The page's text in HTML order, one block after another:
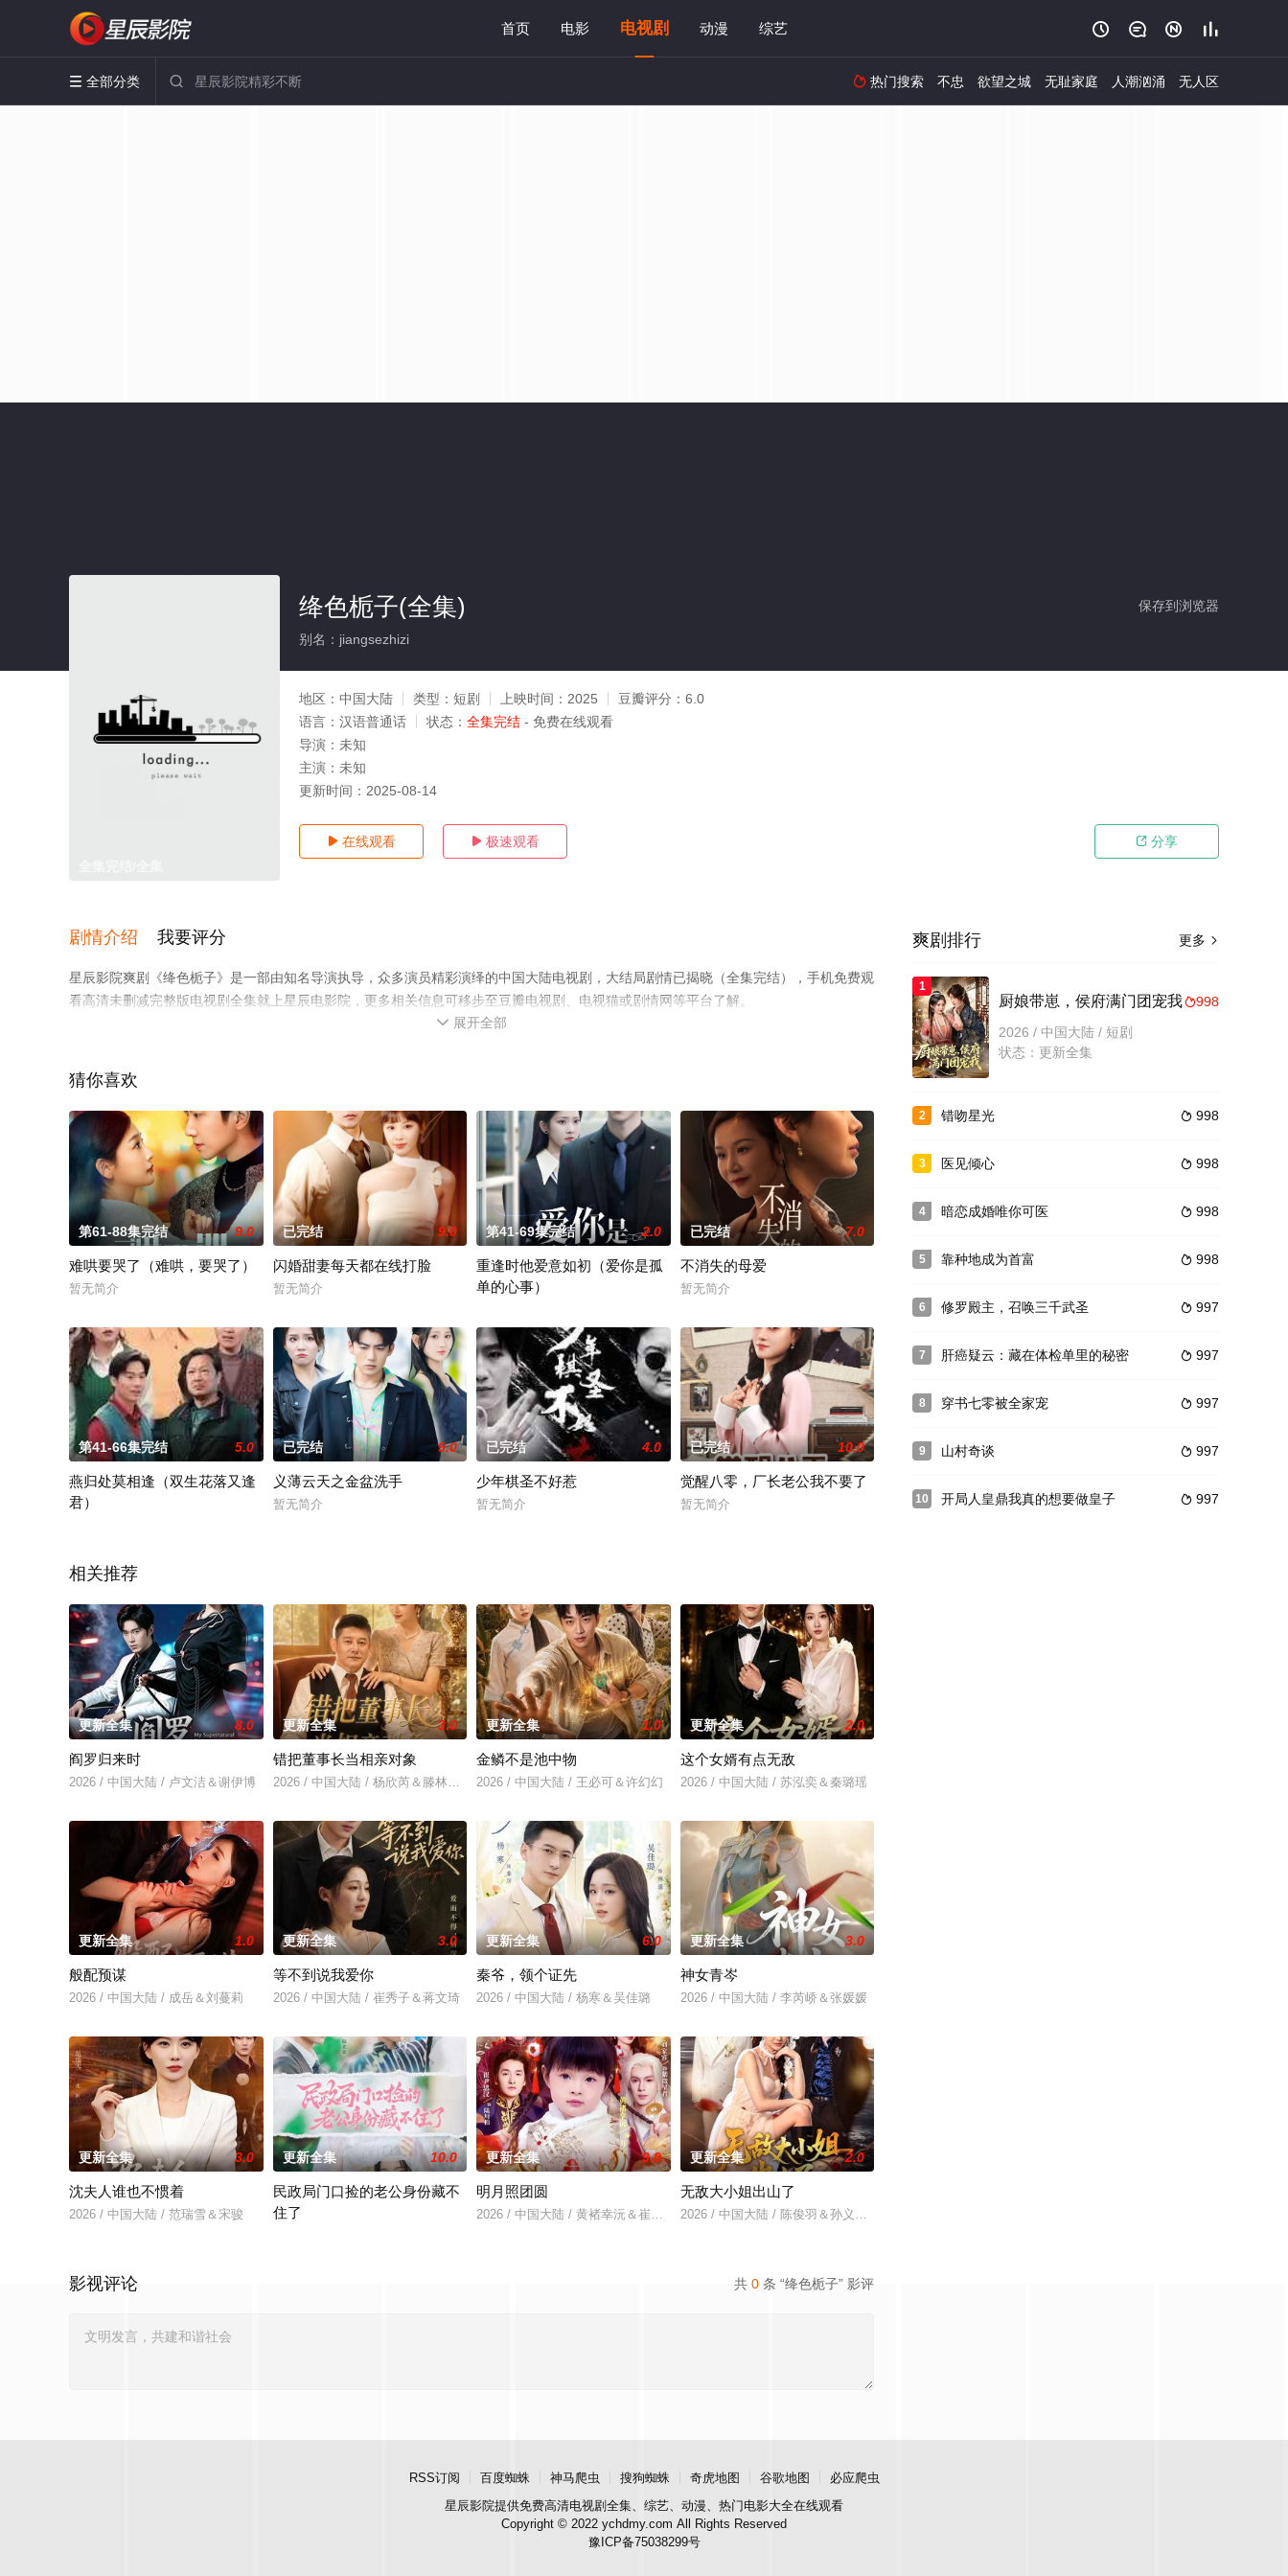
首页 电影 电视剧 动漫 综艺    
 全部分类   热门搜索 不忠 欲望之城 无耻家庭 人潮汹涌 无人区
保存到浏览器
绛色栀子(全集)
别名：jiangsezhizi
地区： 中国大陆 类型： 短剧 上映时间： 2025 豆瓣评分： 6.0
语言： 汉语普通话 状态： 全集完结 - 免费在线观看
导演： 未知
主演： 未知
更新时间： 2025-08-14
 在线观看  极速观看  分享
剧情介绍 我要评分
星辰影院爽剧《绛色栀子》是一部由知名导演执导，众多演员精彩演绎的中国大陆电视剧，大结局剧情已揭晓（全集完结），手机免费观
看高清未删减完整版电视剧全集就上星辰电影院，更多相关信息可移步至豆瓣电视剧、电视猫或剧情网等平台了解。
 展开全部
猜你喜欢
第61-88集完结 9.0
难哄要哭了（难哄，要哭了）
暂无简介
已完结 9.0
闪婚甜妻每天都在线打脸
暂无简介
第41-69集完结 2.0
重逢时他爱意如初（爱你是孤
单的心事）
已完结 7.0
不消失的母爱
暂无简介
第41-66集完结 5.0
燕归处莫相逢（双生花落又逢
君）
已完结 9.0
义薄云天之金盆洗手
暂无简介
已完结 4.0
少年棋圣不好惹
暂无简介
已完结 10.0
觉醒八零，厂长老公我不要了
暂无简介
相关推荐
更新全集 8.0
阎罗归来时
2026 / 中国大陆 / 卢文洁＆谢伊博
更新全集 3.0
错把董事长当相亲对象
2026 / 中国大陆 / 杨欣芮＆滕林＆马治邦
更新全集 1.0
金鳞不是池中物
2026 / 中国大陆 / 王必可＆许幻幻
更新全集 2.0
这个女婿有点无敌
2026 / 中国大陆 / 苏泓奕＆秦璐瑶
更新全集 1.0
般配预谋
2026 / 中国大陆 / 成岳＆刘蔓莉
更新全集 3.0
等不到说我爱你
2026 / 中国大陆 / 崔秀子＆蒋文琦
更新全集 6.0
秦爷，领个证先
2026 / 中国大陆 / 杨寒＆吴佳璐
更新全集 3.0
神女青岑
2026 / 中国大陆 / 李芮峤＆张媛媛
更新全集 3.0
沈夫人谁也不惯着
2026 / 中国大陆 / 范瑞雪＆宋骏
更新全集 10.0
民政局门口捡的老公身份藏不
住了
更新全集 9.0
明月照团圆
2026 / 中国大陆 / 黄褚幸沅＆崔尹思汉
更新全集 2.0
无敌大小姐出山了
2026 / 中国大陆 / 陈俊羽＆孙义宸＆郭亚宁
共 0 条 “绛色栀子” 影评
影视评论
更多 
爽剧排行
1
998
厨娘带崽，侯府满门团宠我
2026 / 中国大陆 / 短剧
状态：更新全集
2  998
错吻星光
3  998
医见倾心
4  998
暗恋成婚唯你可医
5  998
靠种地成为首富
6  997
修罗殿主，召唤三千武圣
7  997
肝癌疑云：藏在体检单里的秘密
8  997
穿书七零被全家宠
9  997
山村奇谈
10  997
开局人皇鼎我真的想要做皇子
RSS订阅 百度蜘蛛 神马爬虫 搜狗蜘蛛 奇虎地图 谷歌地图
必应爬虫
星辰影院提供免费高清电视剧全集、综艺、动漫、热门电影大全在线观看
Copyright © 2022 ychdmy.com All Rights Reserved
豫ICP备75038299号